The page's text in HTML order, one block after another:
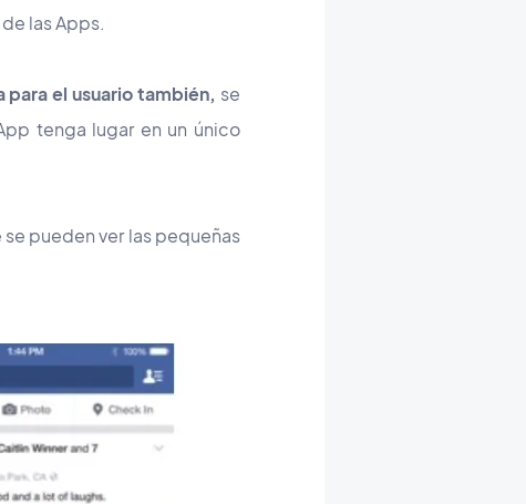
las Apps.
el usuario también, se
tenga lugar en un único
pueden ver las pequeñas